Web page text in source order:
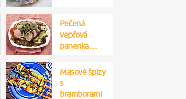
Pečená
vepřová
panenka…
Masové špízy
s
bramborami